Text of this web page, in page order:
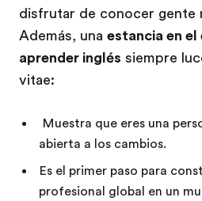
disfrutar de conocer gente
Además, una estancia en
aprender inglés siempre
vitae:
Muestra que eres una
abierta a los cambios.
Es el primer paso para
profesional global en un